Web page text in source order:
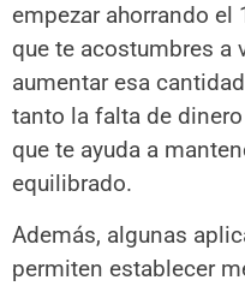
empezar ahorrando el
que te acostumbres a
aumentar esa
tanto la falta de
que te ayuda a
equilibrado.
Además, algunas
permiten establecer